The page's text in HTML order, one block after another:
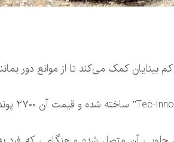
بینایان کمک می‌کند تا از موانع دور